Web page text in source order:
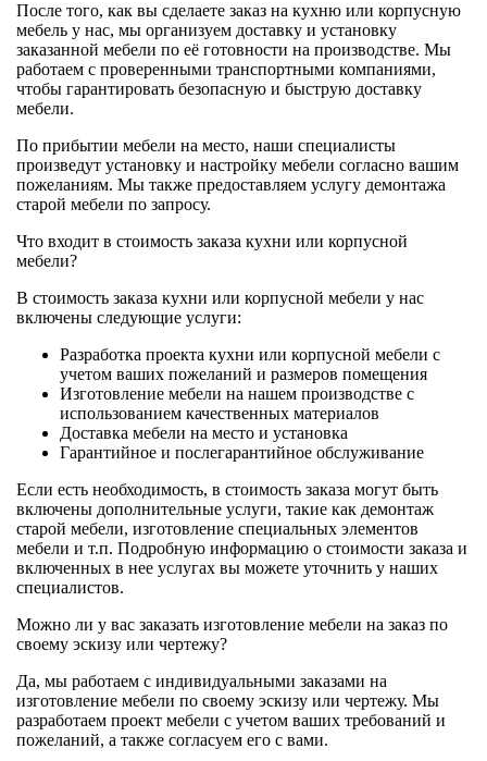
После того, как вы сделаете заказ на кухню или корпусную
мебель у нас, мы организуем доставку и установку
заказанной мебели по её готовности на производстве. Мы
работаем с проверенными транспортными компаниями,
чтобы гарантировать безопасную и быструю доставку
мебели.
По прибытии мебели на место, наши специалисты
произведут установку и настройку мебели согласно вашим
пожеланиям. Мы также предоставляем услугу демонтажа
старой мебели по запросу.
Что входит в стоимость заказа кухни или корпусной
мебели?
В стоимость заказа кухни или корпусной мебели у нас
включены следующие услуги:
Разработка проекта кухни или корпусной мебели с
учетом ваших пожеланий и размеров помещения
Изготовление мебели на нашем производстве с
использованием качественных материалов
Доставка мебели на место и установка
Гарантийное и послегарантийное обслуживание
Если есть необходимость, в стоимость заказа могут быть
включены дополнительные услуги, такие как демонтаж
старой мебели, изготовление специальных элементов
мебели и т.п. Подробную информацию о стоимости заказа и
включенных в нее услугах вы можете уточнить у наших
специалистов.
Можно ли у вас заказать изготовление мебели на заказ по
своему эскизу или чертежу?
Да, мы работаем с индивидуальными заказами на
изготовление мебели по своему эскизу или чертежу. Мы
разработаем проект мебели с учетом ваших требований и
пожеланий, а также согласуем его с вами.